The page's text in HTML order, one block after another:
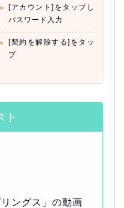
[アカウント]をタップし
パスワード入力
[契約を解除する]をタッ
プ
ト
ングス」の動画